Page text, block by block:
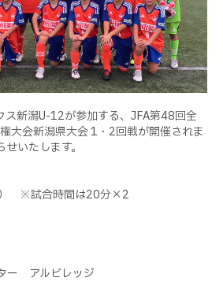
ス新潟U-12が参加する、JFA第48回全
大会新潟県大会 1・2回戦が開催されま
いたします。
※試合時間は20分×2
ー アルビレッジ